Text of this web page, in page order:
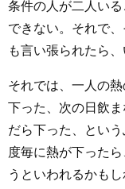
条件の人が二人い
できない。それで
も言い張られたら
それでは、一人の
下った、次の日飲
だら下った、とい
度毎に熱が下った
うといわれるかも